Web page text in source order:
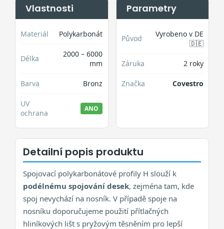
Vlastnosti
Materiál Polykarbonát
Délka
2000 – 6000
mm
Barva Bronz
UV
ochrana
ANO
Parametry
Původ
Vyrobeno v DE
🇩🇪
Záruka 2 roky
Značka Covestro
Detailní popis produktu
Spojovací polykarbonátové profily H slouží k
podélnému spojování desek, zejména tam, kde
spoj nevychází na nosník. V případě spoje na
nosníku doporučujeme použití přítlačných
hliníkových lišt s pryžovým těsněním pro lepší